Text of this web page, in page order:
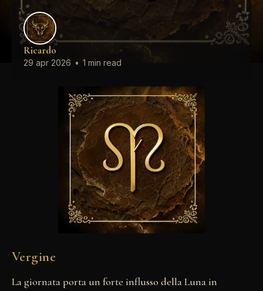
Ricardo
29 apr 2026 • 1 min read
Vergine
La giornata porta un forte influsso della Luna in